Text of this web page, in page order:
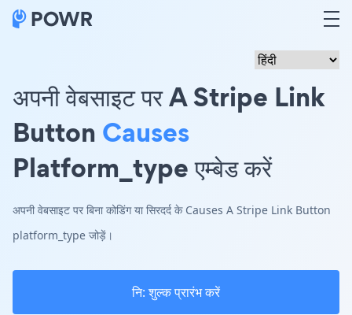
अपनी वेबसाइट पर A Stripe Link
Button Causes
Platform_type एम्बेड करें
अपनी वेबसाइट पर बिना कोडिंग या सिरदर्द के Causes A Stripe Link Button
platform_type जोड़ें।
नि: शुल्क प्रारंभ करें